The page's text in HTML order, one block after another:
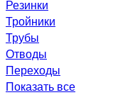
Резинки
Тройники
Трубы
Отводы
Переходы
Показать все